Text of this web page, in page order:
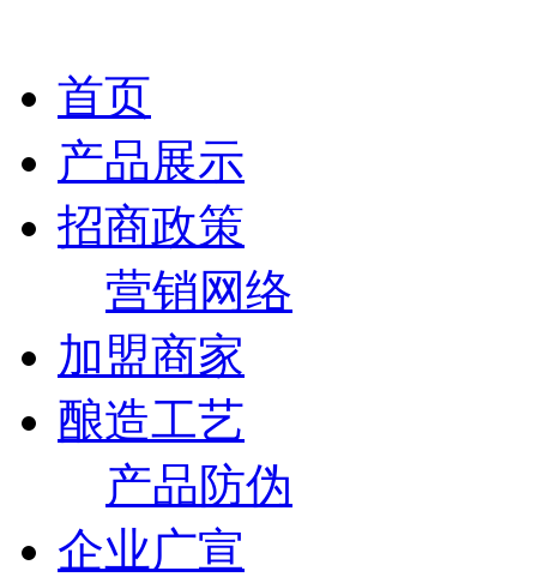
首页
产品展示
招商政策
营销网络
加盟商家
酿造工艺
产品防伪
企业广宣